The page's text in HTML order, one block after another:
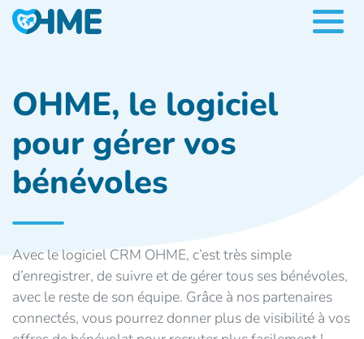
OHME, le logiciel
pour gérer vos
bénévoles
Avec le logiciel CRM OHME, c’est très simple
d’enregistrer, de suivre et de gérer tous ses bénévoles,
avec le reste de son équipe. Grâce à nos partenaires
connectés, vous pourrez donner plus de visibilité à vos